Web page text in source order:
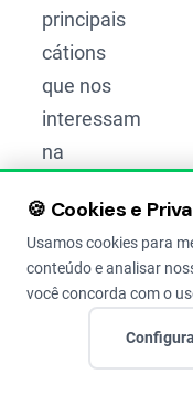
principais
cátions
que nos
interessam
na
são
nutrientes
vitais,
como:
Cálcio
🍪 Cookies e
Usamos cookies para
conteúdo e analisar
você concorda com o